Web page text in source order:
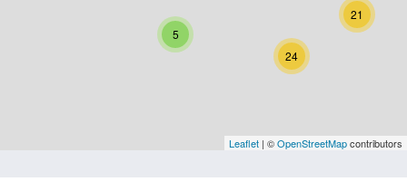
Salzburg
Vorarlberg
24
5
21
Leaflet | ©OpenStreetMapcontributors